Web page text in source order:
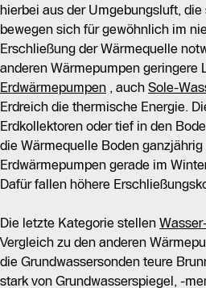
hierbei aus der Umgebungsluft,
bewegen sich für gewöhnlich im
Erschließung der Wärmequelle
anderen Wärmepumpen geringere
Erdwärmepumpen , auch Sole-
Erdreich die thermische Energie.
Erdkollektoren oder tief in den
die Wärmequelle Boden
Erdwärmepumpen gerade im
Dafür fallen höhere
Die letzte Kategorie stellen
Vergleich zu den anderen
die Grundwassersonden teure
stark von Grundwasserspiegel, -